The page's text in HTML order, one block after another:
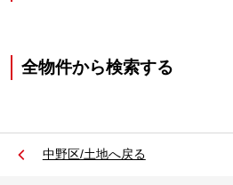
全物件から検索する
中野区/土地へ戻る